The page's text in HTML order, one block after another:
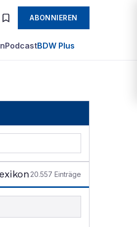
ABONNIEREN
PodcastBDW Plus
20.557 Einträge